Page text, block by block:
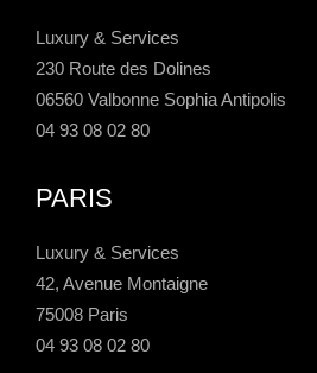
Luxury & Services
230 Route des Dolines
06560 Valbonne Sophia Antipolis
04 93 08 02 80
PARIS
Luxury & Services
42, Avenue Montaigne
75008 Paris
04 93 08 02 80